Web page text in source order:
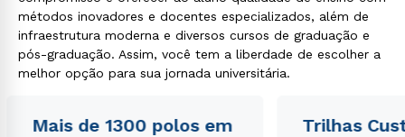
métodos inovadores e docentes especializados, além de
infraestrutura moderna e diversos cursos de graduação e
pós-graduação. Assim, você tem a liberdade de escolher a
melhor opção para sua jornada universitária.
Mais de 1300 polos em
Trilhas